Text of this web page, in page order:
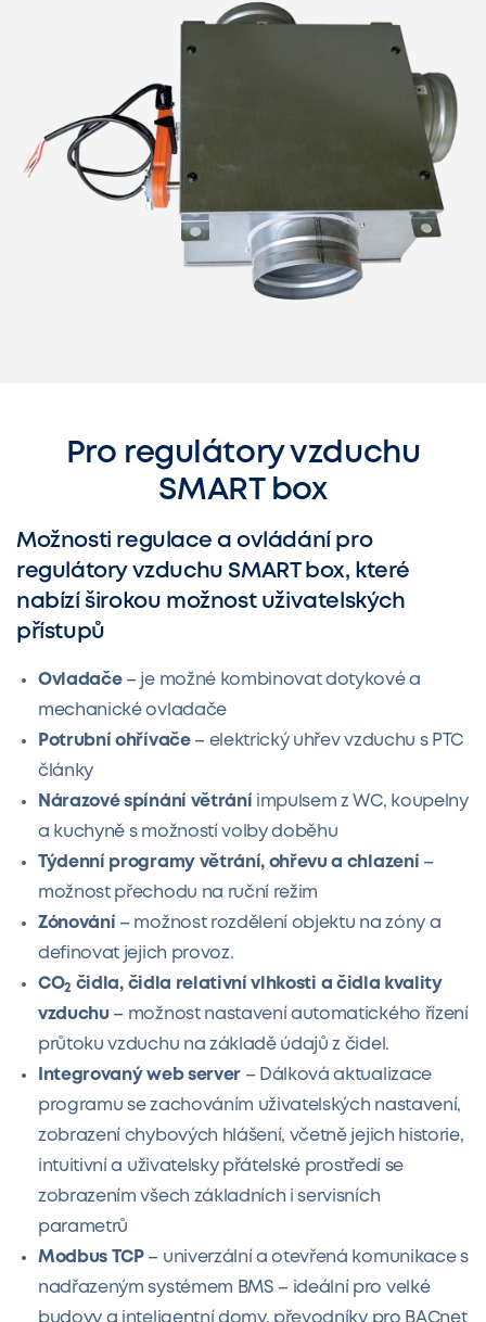
Pro regulátory vzduchu
SMART box
Možnosti regulace a ovládání pro
regulátory vzduchu SMART box, které
nabízí širokou možnost uživatelských
přístupů
Ovladače – je možné kombinovat dotykové a
mechanické ovladače
Potrubní ohřívače– elektrický uhřev vzduchu s PTC
články
Nárazové spínání větrání impulsem z WC, koupelny
a kuchyně s možností volby doběhu
Týdenní programy větrání, ohřevu a chlazení –
možnost přechodu na ruční režim
Zónování – možnost rozdělení objektu na zóny a
definovat jejich provoz.
CO2 čidla, čidla relativní vlhkosti a čidla kvality
vzduchu – možnost nastavení automatického řízení
průtoku vzduchu na základě údajů z čidel.
Integrovaný web server– Dálková aktualizace
programu se zachováním uživatelských nastavení,
zobrazení chybových hlášení, včetně jejich historie,
intuitivní a uživatelsky přátelské prostředí se
zobrazením všech základních i servisních
parametrů
Modbus TCP– univerzální a otevřená komunikace s
nadřazeným systémem BMS – ideální pro velké
budovy a inteligentní domy, převodníky pro BACnet